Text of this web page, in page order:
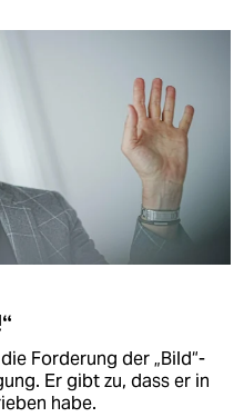
Forderung der „Bild“-
Er gibt zu, dass er in
habe.